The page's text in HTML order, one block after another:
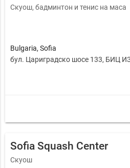
Скуош, бадминтон и тенис на маса
Bulgaria, Sofia
бул. Цариградско шосе 133, БИЦ
Sofia Squash Center
Скуош